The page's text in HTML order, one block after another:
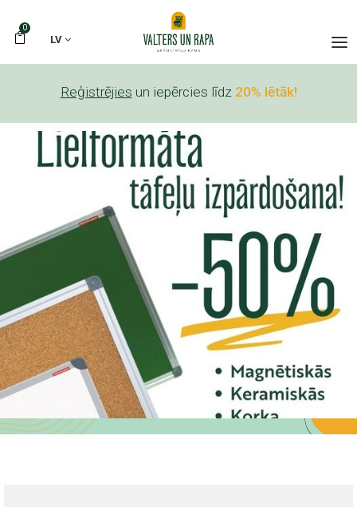
0
LV
Reģistrējies un iepērcies līdz 20% lētāk!